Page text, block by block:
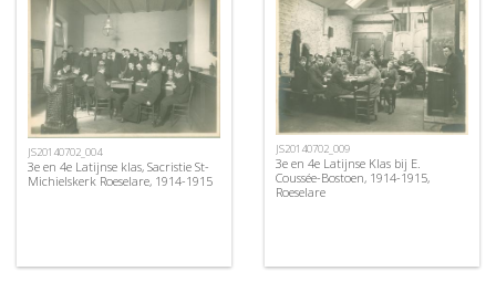
JS20140702_004
3e en 4e Latijnse klas, Sacristie St-
Michielskerk Roeselare, 1914-1915
JS20140702_009
3e en 4e Latijnse Klas bij E.
Coussée-Bostoen, 1914-1915,
Roeselare